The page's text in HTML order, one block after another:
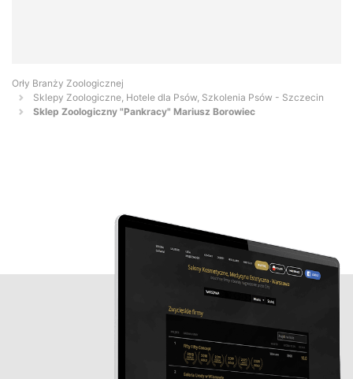
Orły Branży Zoologicznej
Sklepy Zoologiczne, Hotele dla Psów, Szkolenia Psów - Szczecin
Sklep Zoologiczny "Pankracy" Mariusz Borowiec